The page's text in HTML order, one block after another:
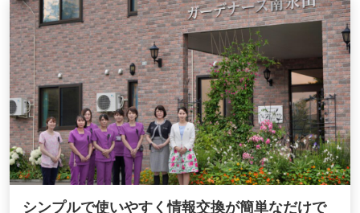
シンプルで使いやすく情報交換が簡単なだけで